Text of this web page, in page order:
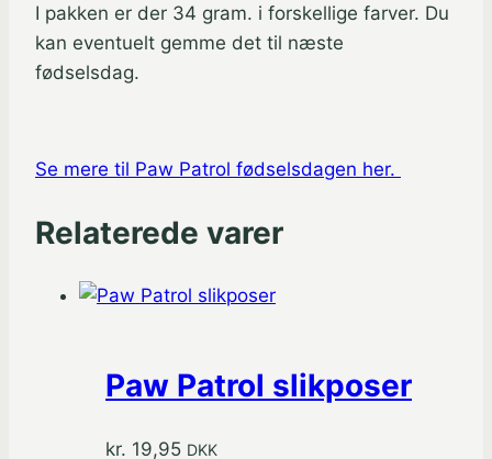
I pakken er der 34 gram. i forskellige farver. Du
kan eventuelt gemme det til næste
fødselsdag.
Se mere til Paw Patrol fødselsdagen her.
Relaterede varer
Paw Patrol slikposer
kr. 19,95 DKK